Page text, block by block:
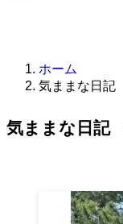
ホーム
気ままな日記
気ままな日記